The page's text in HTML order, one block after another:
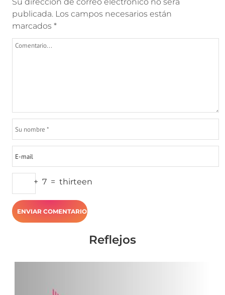
publicada. Los campos necesarios están
marcados *
+ 7 = thirteen
Reflejos